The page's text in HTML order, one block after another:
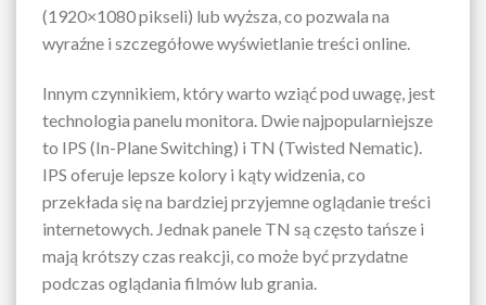
(1920×1080 pikseli) lub wyższa, co pozwala na
wyraźne i szczegółowe wyświetlanie treści online.
Innym czynnikiem, który warto wziąć pod uwagę, jest
technologia panelu monitora. Dwie najpopularniejsze
to IPS (In-Plane Switching) i TN (Twisted Nematic).
IPS oferuje lepsze kolory i kąty widzenia, co
przekłada się na bardziej przyjemne oglądanie treści
internetowych. Jednak panele TN są często tańsze i
mają krótszy czas reakcji, co może być przydatne
podczas oglądania filmów lub grania.